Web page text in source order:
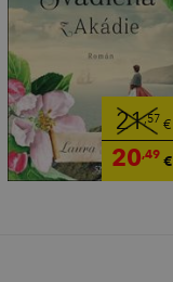
21,57 €
20,49€